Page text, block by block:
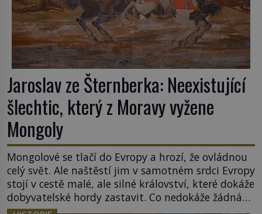
Jaroslav ze Šternberka: Neexistující
šlechtic, který z Moravy vyžene
Mongoly
Mongolové se tlačí do Evropy a hrozí, že ovládnou
celý svět. Ale naštěstí jim v samotném srdci Evropy
stojí v cestě malé, ale silné království, které dokáže
dobyvatelské hordy zastavit. Co nedokáže žádná
z asijských říší, co nedokážou Němci – to dokáže